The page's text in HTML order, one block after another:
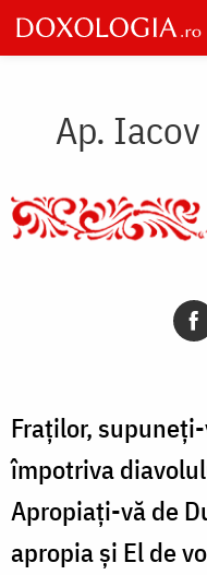
Skip
to
main
Ap.
Fraților,
împotriva
Apropiați-vă de
apropia și El de